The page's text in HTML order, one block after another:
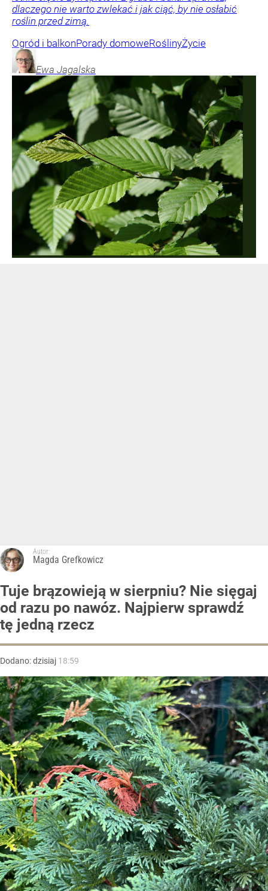
dlaczego nie warto zwlekać i jak ciąć, by nie osłabić
roślin przed zimą.
Ogród i balkonPorady domoweRoślinyŻycie
Ewa Jagalska
Autor:
Magda Grefkowicz
Tuje brązowieją w sierpniu? Nie sięgaj
od razu po nawóz. Najpierw sprawdź
tę jedną rzecz
Dodano:dzisiaj 18:59